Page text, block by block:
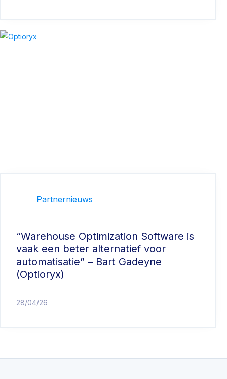
Partnernieuws
“Warehouse Optimization Software is
vaak een beter alternatief voor
automatisatie” – Bart Gadeyne
(Optioryx)
28/04/26